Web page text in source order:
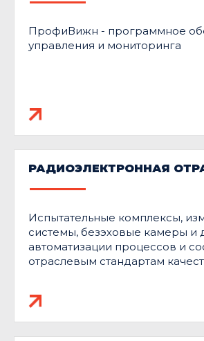
ПрофиВижн - программное
управления и мониторинга
РАДИОЭЛЕКТРОННАЯ
Испытательные комплексы,
системы, безэховые камеры и
автоматизации процессов и
отраслевым стандартам